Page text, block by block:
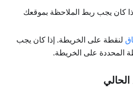
كان يجب ربط الملاحظة بموقعك
لنقطة على الخريطة. إذا كان يجب
المحددة على الخريطة.